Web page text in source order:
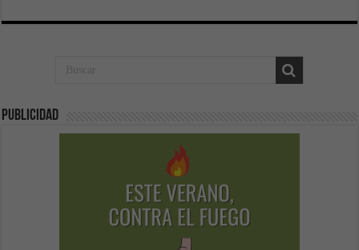
Publicidad